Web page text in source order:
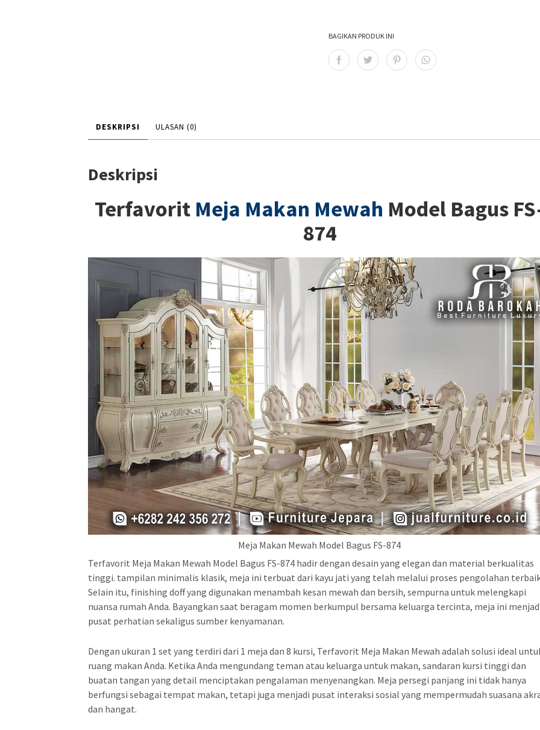
BAGIKAN PRODUK INI
DESKRIPSI ULASAN (0)
Deskripsi
Terfavorit Meja Makan Mewah Model Bagus
874
Meja Makan Mewah Model Bagus FS-874
Terfavorit Meja Makan Mewah Model Bagus FS-874 hadir dengan desain yang elegan dan material berkualitas
tinggi. tampilan minimalis klasik, meja ini terbuat dari kayu jati yang telah melalui proses pengolahan
Selain itu, finishing doff yang digunakan menambah kesan mewah dan bersih, sempurna untuk melengkapi
nuansa rumah Anda. Bayangkan saat beragam momen berkumpul bersama keluarga tercinta, meja ini
pusat perhatian sekaligus sumber kenyamanan.
Dengan ukuran 1 set yang terdiri dari 1 meja dan 8 kursi, Terfavorit Meja Makan Mewah adalah solusi ideal
ruang makan Anda. Ketika Anda mengundang teman atau keluarga untuk makan, sandaran kursi tinggi dan
buatan tangan yang detail menciptakan pengalaman menyenangkan. Meja persegi panjang ini tidak hanya
berfungsi sebagai tempat makan, tetapi juga menjadi pusat interaksi sosial yang mempermudah suasana
dan hangat.